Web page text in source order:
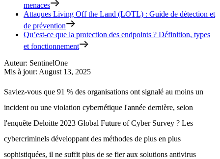
menaces
Attaques Living Off the Land (LOTL) : Guide de détection et
de prévention
Qu’est-ce que la protection des endpoints ? Définition, types
et fonctionnement
Auteur: SentinelOne
Mis à jour: August 13, 2025
Saviez-vous que 91 % des organisations ont signalé au moins un
incident ou une violation cybernétique l'année dernière, selon
l'enquête Deloitte 2023 Global Future of Cyber Survey ? Les
cybercriminels développant des méthodes de plus en plus
sophistiquées, il ne suffit plus de se fier aux solutions antivirus